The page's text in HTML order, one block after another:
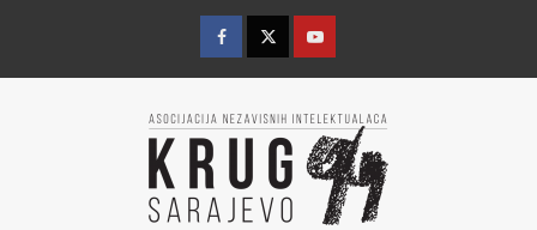
content
FacebookTwitterYouTube